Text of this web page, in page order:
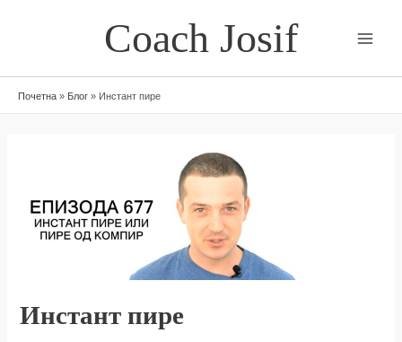
Coach Josif
Почетна » Блог » Инстант пире
Инстант пире